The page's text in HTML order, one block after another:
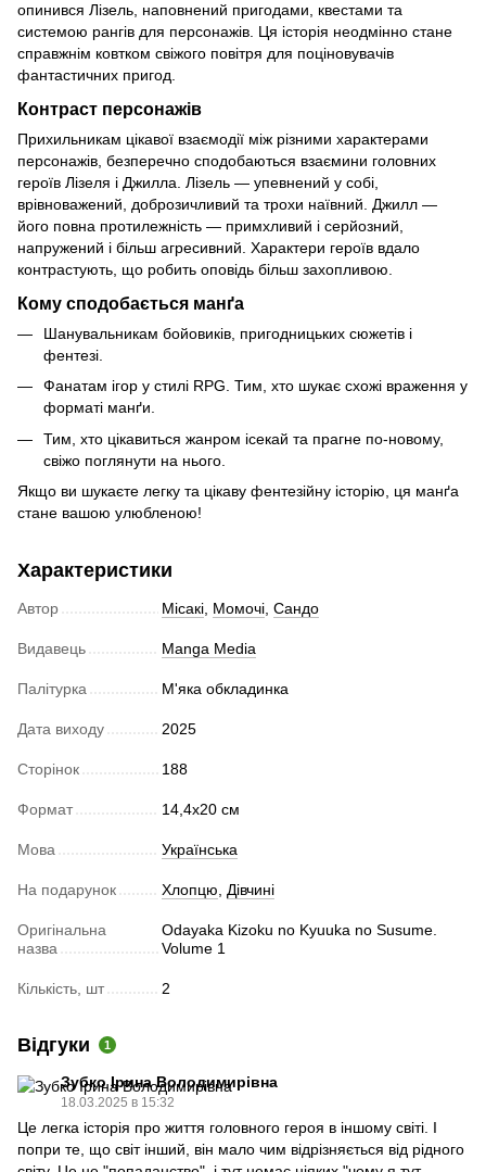
опинився Лізель, наповнений пригодами, квестами та
системою рангів для персонажів. Ця історія неодмінно стане
справжнім ковтком свіжого повітря для поціновувачів
фантастичних пригод.
Контраст персонажів
Прихильникам цікавої взаємодії між різними характерами
персонажів, безперечно сподобаються взаємини головних
героїв Лізеля і Джилла. Лізель — упевнений у собі,
врівноважений, доброзичливий та трохи наївний. Джилл —
його повна протилежність — примхливий і серйозний,
напружений і більш агресивний. Характери героїв вдало
контрастують, що робить оповідь більш захопливою.
Кому сподобається манґа
Шанувальникам бойовиків, пригодницьких сюжетів і
фентезі.
Фанатам ігор у стилі RPG. Тим, хто шукає схожі враження у
форматі манґи.
Тим, хто цікавиться жанром ісекай та прагне по-новому,
свіжо поглянути на нього.
Якщо ви шукаєте легку та цікаву фентезійну історію, ця манґа
стане вашою улюбленою!
Характеристики
Автор Місакі Момочі Сандо
Видавець Manga Media
Палітурка М'яка обкладинка
Дата виходу 2025
Сторінок 188
Формат 14,4x20 cм
Мова Українська
На подарунок Хлопцю Дівчині
Оригінальна
назва
Odayaka Kizoku no Kyuuka no Susume.
Volume 1
Кількість, шт 2
Відгуки 1
Зубко Ірина Володимирівна
18.03.2025 в 15:32
Це легка історія про життя головного героя в іншому світі. І
попри те, що світ інший, він мало чим відрізняється від рідного